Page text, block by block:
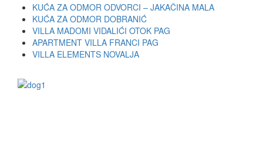
KUĆA ZA ODMOR ODVORCI – JAKAČINA MALA
KUĆA ZA ODMOR DOBRANIĆ
VILLA MADOMI VIDALIĆI OTOK PAG
APARTMENT VILLA FRANCI PAG
VILLA ELEMENTS NOVALJA